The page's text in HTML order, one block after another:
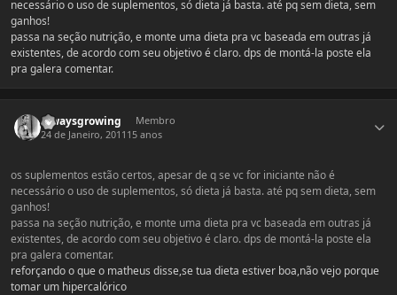
necessário o uso de suplementos, só dieta já basta. até pq sem dieta, sem
ganhos!
passa na seção nutrição, e monte uma dieta pra vc baseada em outras já
existentes, de acordo com seu objetivo é claro. dps de montá-la poste ela
pra galera comentar.
alwaysgrowing
Membro
24 de Janeiro, 2011 15 anos
os suplementos estão certos, apesar de q se vc for iniciante não é
necessário o uso de suplementos, só dieta já basta. até pq sem dieta, sem
ganhos!
passa na seção nutrição, e monte uma dieta pra vc baseada em outras já
existentes, de acordo com seu objetivo é claro. dps de montá-la poste ela
pra galera comentar.
reforçando o que o matheus disse,se tua dieta estiver boa,não vejo porque
tomar um hipercalórico